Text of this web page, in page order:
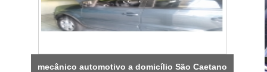
mecânico automotivo a domicílio São Caetano